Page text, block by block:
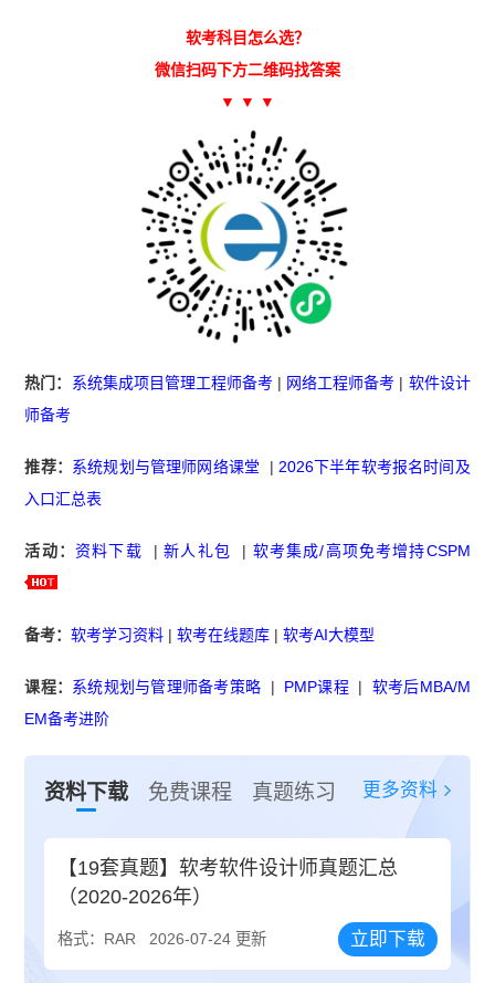
软考科目怎么选？
微信扫码下方二维码找答案
▼ ▼ ▼
热门： 系统集成项目管理工程师备考 | 网络工程师备考 | 软件设计
师备考
推荐： 系统规划与管理师网络课堂 | 2026下半年软考报名时间及
入口汇总表
活动： 资料下载 |新人礼包 | 软考集成/高项免考增持CSPM
备考：软考学习资料 |软考在线题库 |软考AI大模型
课程： 系统规划与管理师备考策略 | PMP课程| 软考后MBA/M
EM备考进阶
资料下载 免费课程 真题练习 更多资料
【19套真题】软考软件设计师真题汇总
（2020-2026年）
格式：RAR 2026-07-24 更新 立即下载